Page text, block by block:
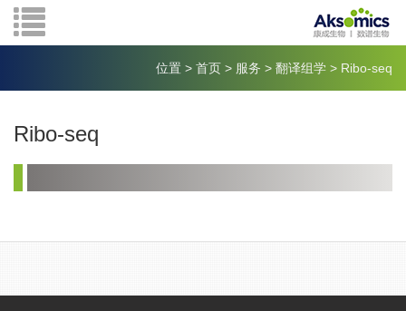
位置 > 首页 > 服务 > 翻译组学 > Ribo-seq
Ribo-seq